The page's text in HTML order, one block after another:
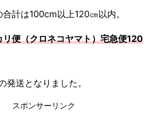
計は100cm以上120㎝以内。
リ便（クロネコヤマト）宅急便120
発送となりました。
スポンサーリンク